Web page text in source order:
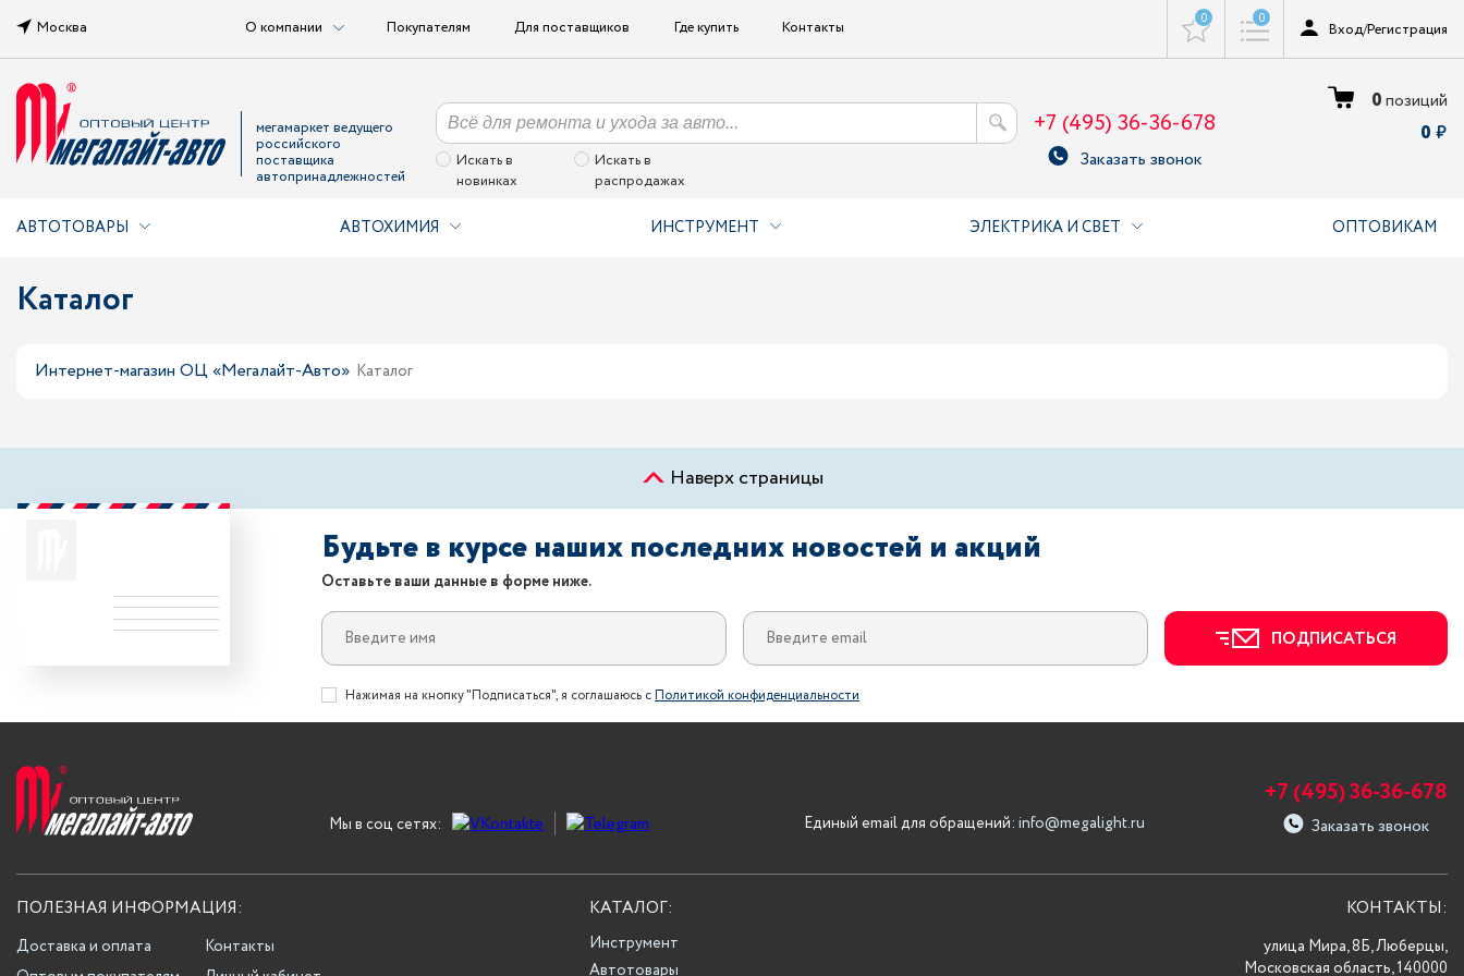
Москва О компании Покупателям Для поставщиков Где купить Контакты 0 0
Вход/Регистрация
мегамаркет ведущего
российского
поставщика
автопринадлежностей
Искать в
новинках
Искать в
распродажах
+7 (495) 36-36-678
Заказать звонок
0позиций
0
АВТОТОВАРЫ АВТОХИМИЯ ИНСТРУМЕНТ ЭЛЕКТРИКА И СВЕТ ОПТОВИКАМ
Каталог
Интернет-магазин ОЦ «Мегалайт-Авто» Каталог
Наверх страницы
Будьте в курсе наших последних новостей и акций
Оставьте ваши данные в форме ниже.
ПОДПИСАТЬСЯ
Нажимая на кнопку "Подписаться", я соглашаюсь сПолитикой конфиденциальности
Мы в соц сетях: Единый email для обращений: info@megalight.ru
+7 (495) 36-36-678
Заказать звонок
ПОЛЕЗНАЯ ИНФОРМАЦИЯ:
Доставка и оплата
Контакты
КАТАЛОГ:
Инструмент
Автотовары
КОНТАКТЫ:
улица Мира, 8Б, Люберцы,
Московская область, 140000